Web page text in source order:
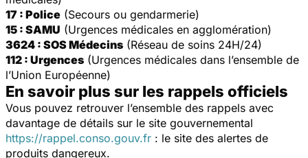
17 : Police (Secours ou gendarmerie)
15 : SAMU (Urgences médicales en agglomération)
3624 : SOS Médecins (Réseau de soins 24H/24)
112 : Urgences (Urgences médicales dans l’ensemble de
l’Union Européenne)
En savoir plus sur les rappels officiels
Vous pouvez retrouver l’ensemble des rappels avec
davantage de détails sur le site gouvernemental
https://rappel.conso.gouv.fr : le site des alertes de
produits dangereux.